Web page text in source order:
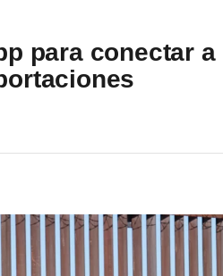
para conectar